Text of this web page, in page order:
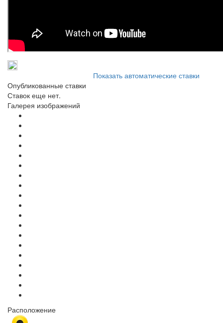
Показать автоматические ставки
Опубликованные ставки
Ставок еще нет.
Галерея изображений
Расположение